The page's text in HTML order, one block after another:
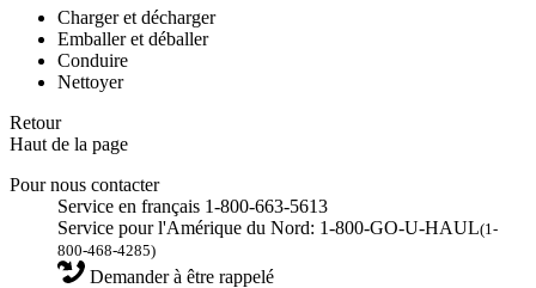
Charger et décharger
Emballer et déballer
Conduire
Nettoyer
Retour
Haut de la page
Pour nous contacter
Service en français 1-800-663-5613
Service pour l'Amérique du Nord: 1-800-GO-U-HAUL(1-
800-468-4285)
Demander à être rappelé